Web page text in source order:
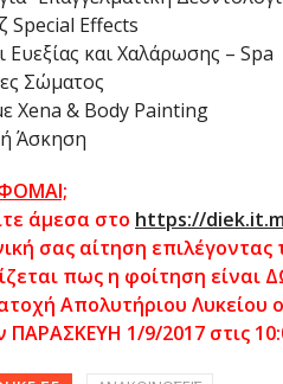
Special Effects
Ευεξίας και Χαλάρωσης – Spa
Σώματος
Xena & Body Painting
Άσκηση
άμεσα στο https://
σας αίτηση επιλέγοντας
πως η φοίτηση είναι
Απολυτήριου
ΠΑΡΑΣΚΕΥΗ 1/9/2017 στις